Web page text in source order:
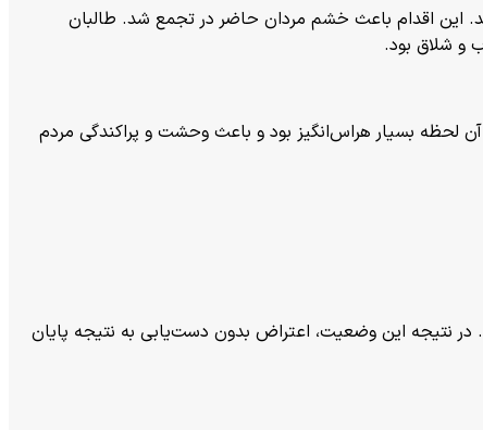
این اقدام باعث خشم مردان حاضر در تجمع شد. طالبان
و شلاق بود.
لحظه بسیار هراس‌انگیز بود و باعث وحشت و پراکندگی مردم
مردم دچار وحشت شدند و از محل پراکنده شدند. تجمع تازه آغاز شده بود و شمار معترضان حدود ۴۰ تا ۵۰ نفر بود. در نتیجه این وضعیت، اعتراض بدون دست‌یابی به نتیجه پایان